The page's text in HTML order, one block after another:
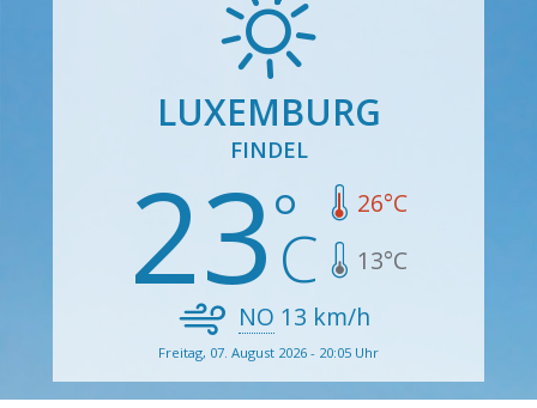
LUXEMBURG
FINDEL
23 26°C
13°C
NO 13 km/h
Freitag, 07. August 2026 - 20:05 Uhr